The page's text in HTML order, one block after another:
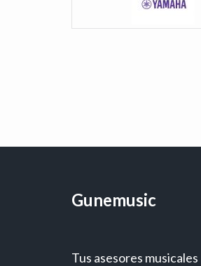
Gunemusic
Tus asesores musicales